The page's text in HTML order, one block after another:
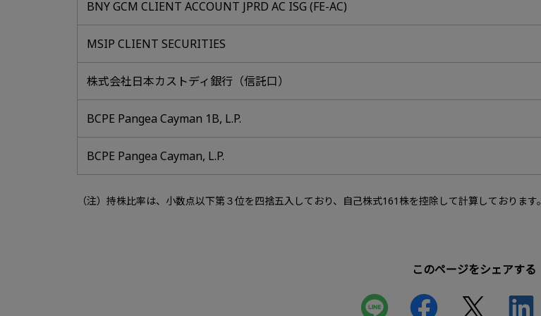
BNY GCM CLIENT ACCOUNT JPRD AC ISG (FE-AC)
MSIP CLIENT SECURITIES
株式会社日本カストディ銀行（信託口）
BCPE Pangea Cayman 1B, L.P.
BCPE Pangea Cayman, L.P.
（注）持株比率は、小数点以下第３位を四捨五入しており、自己株式161株を控除して計算しております。
このページをシェアする